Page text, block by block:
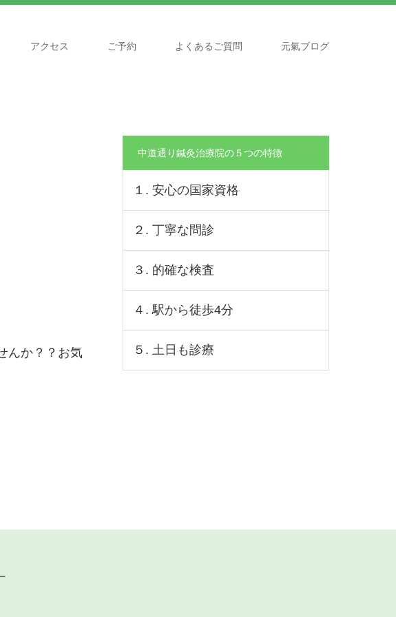
アクセス ご予約 よくあるご質問 元氣ブログ
んか？？お気
中道通り鍼灸治療院の５つの特徴
１. 安心の国家資格
２. 丁寧な問診
３. 的確な検査
４. 駅から徒歩4分
５. 土日も診療